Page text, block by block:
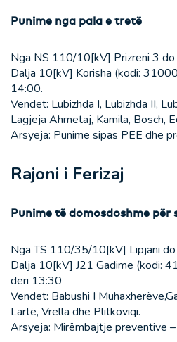
Punime nga pala e tretë
Nga NS 110/10[kV] Prizreni 3
Dalja 10[kV] Korisha (kodi:
14:00.
Vendet: Lubizhda I, Lubizhda II,
Lagjeja Ahmetaj, Kamila, Bosch,
Arsyeja: Punime sipas PEE dhe
Rajoni i Ferizaj
Punime të domosdoshme për
Nga TS 110/35/10[kV] Lipjani
Dalja 10[kV] J21 Gadime (kodi:
deri 13:30
Vendet: Babushi I
Lartë, Vrella dhe Plitkoviqi.
Arsyeja: Mirëmbajtje preventive